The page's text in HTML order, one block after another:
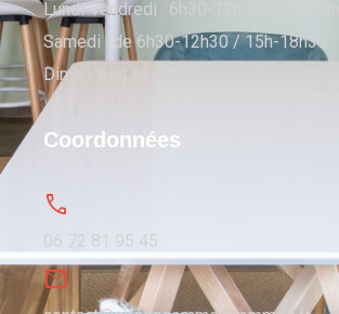
Lundi-vendredi : 6h30-12h30 / 15h-19h
Samedi : de 6h30-12h30 / 15h-18h30
Dimanches et jours fériés : 7h30-12h30
Coordonnées
06 72 81 95 45